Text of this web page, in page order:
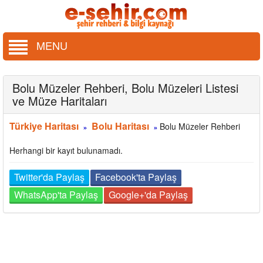
MENU
Bolu Müzeler Rehberi, Bolu Müzeleri Listesi
ve Müze Haritaları
Türkiye Haritası » Bolu Haritası » Bolu Müzeler Rehberi
Herhangi bir kayıt bulunamadı.
Twitter'da Paylaş
Facebook'ta Paylaş
WhatsApp'ta Paylaş
Google+'da Paylaş